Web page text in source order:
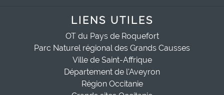
LIENS UTILES
OT du Pays de Roquefort
Parc Naturel régional des Grands Causses
Ville de Saint-Affrique
Département de l'Aveyron
Région Occitanie